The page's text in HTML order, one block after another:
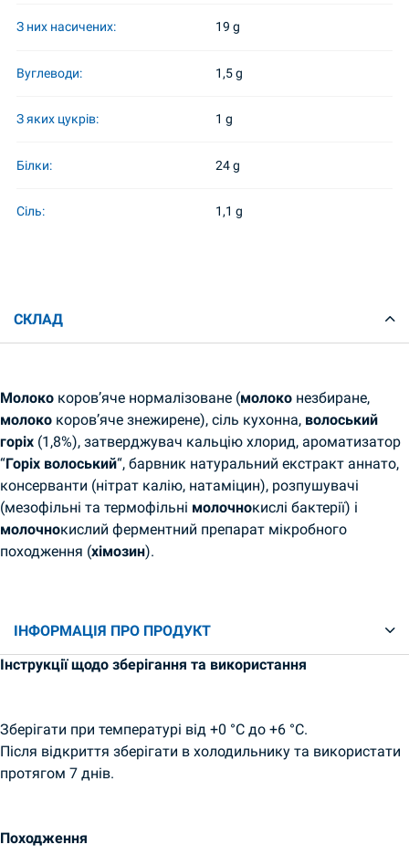
З них насичених: 19 g
Вуглеводи: 1,5 g
З яких цукрів: 1 g
Білки: 24 g
Сіль: 1,1 g
СКЛАД
Молоко коров’яче нормалізоване (молоко незбиране,
молоко коров’яче знежирене), сіль кухонна, волоський
горіх (1,8%), затверджувач кальцію хлорид, ароматизатор
“Горіх волоський“, барвник натуральний екстракт аннато,
консерванти (нітрат калію, натаміцин), розпушувачі
(мезофільні та термофільні молочнокислі бактерії) і
молочнокислий ферментний препарат мікробного
походження (хімозин).
ІНФОРМАЦІЯ ПРО ПРОДУКТ
Інструкції щодо зберігання та використання
Зберігати при температурі від +0 °C до +6 °C.
Після відкриття зберігати в холодильнику та використати
протягом 7 днів.
Походження